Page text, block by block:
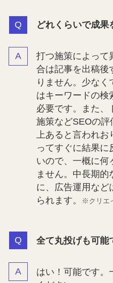
どれくらいで成果
打つ施策によって
合は記事を出稿後
りません。少な
はキーワードの検
必要です。また、
施策などSEOの
上あると言われお
ってすぐに結果に
いので、一概に何
ません。中長期的
に、広告運用など
られます。
※クリエ
全て丸投げも可能
はい！可能です。